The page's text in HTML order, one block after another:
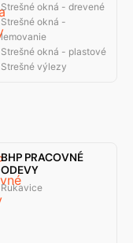
Strešné okná - drevené
Strešné okná -
lemovanie
Strešné okná - plastové
Strešné výlezy
BHP PRACOVNÉ
ODEVY
Rukavice